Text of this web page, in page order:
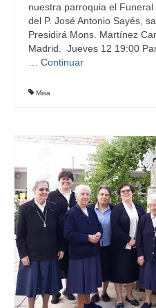
nuestra parroquia el
del P. José Antonio Sayés,
Presidirá Mons. Martínez
Madrid. Jueves 12 19:00
Continuar
Misa